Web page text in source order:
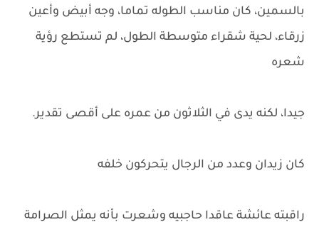
بالسمين، كان مناسب الطوله تماما، وجه أبيض وأعين
زرقاء، لحية شقراء متوسطة الطول، لم تستطع رؤية
شعره
جيدا، لكنه يدى في الثلاثون من عمره على أقصى تقدير.
كان زيدان وعدد من الرجال يتحركون خلفه
راقبته عائشة عاقدا حاجبيه وشعرت بأنه يمثل الصرامة